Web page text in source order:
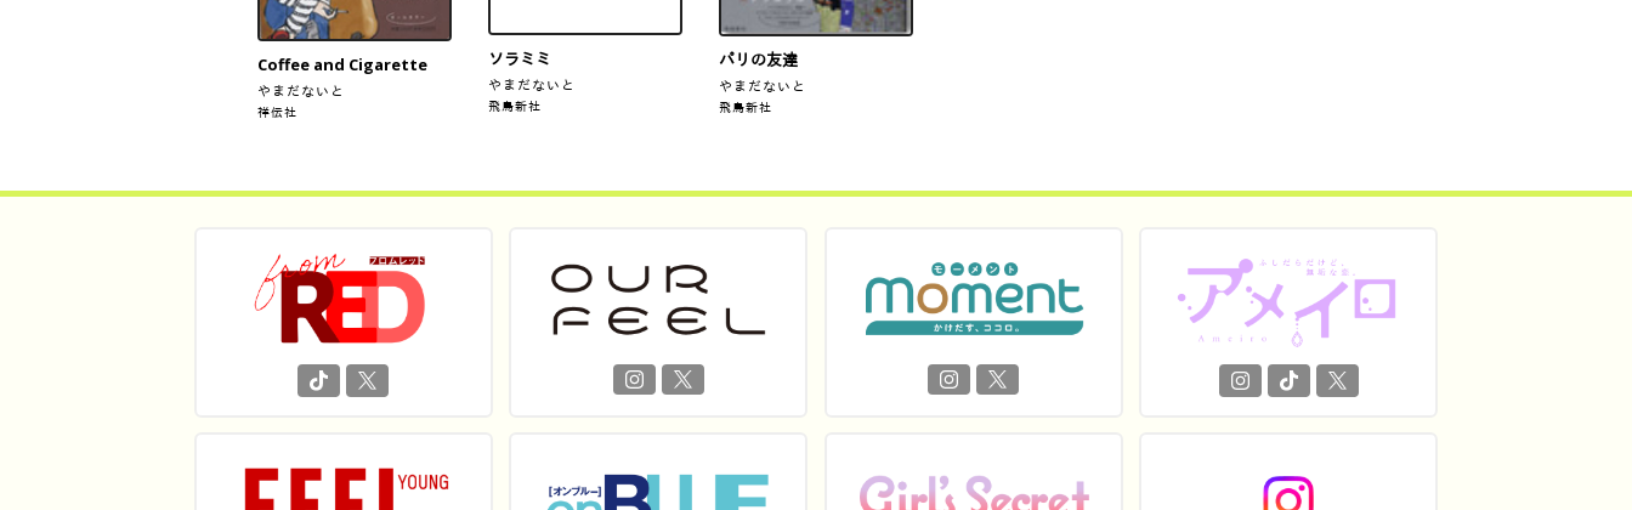
Coffee and Cigarette
やまだないと
祥伝社
ソラミミ
やまだないと
飛鳥新社
パリの友達
やまだないと
飛鳥新社